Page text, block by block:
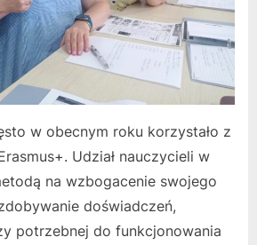
w obecnym roku korzystało z
Udział nauczycieli w
na wzbogacenie swojego
doświadczeń,
potrzebnej do funkcjonowania